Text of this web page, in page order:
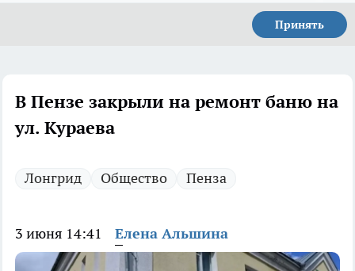
Принять
В Пензе закрыли на ремонт баню на
ул. Кураева
Лонгрид Общество Пенза
3 июня 14:41 Елена Альшина